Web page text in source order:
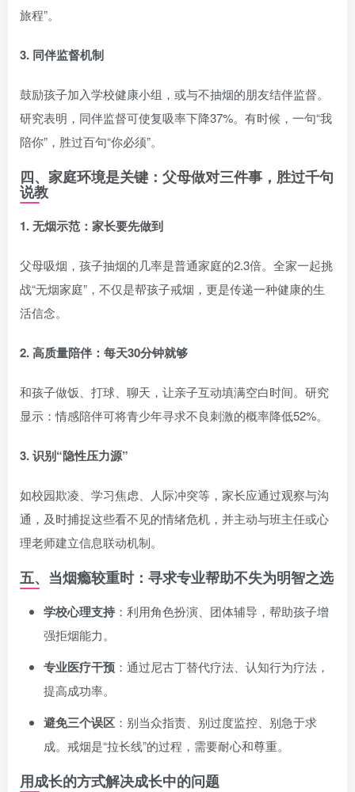
旅程”。
3. 同伴监督机制
鼓励孩子加入学校健康小组，或与不抽烟的朋友结伴监督。
研究表明，同伴监督可使复吸率下降37%。有时候，一句“我
陪你”，胜过百句“你必须”。
四、家庭环境是关键：父母做对三件事，胜过千句
说教
1. 无烟示范：家长要先做到
父母吸烟，孩子抽烟的几率是普通家庭的2.3倍。全家一起挑
战“无烟家庭”，不仅是帮孩子戒烟，更是传递一种健康的生
活信念。
2. 高质量陪伴：每天30分钟就够
和孩子做饭、打球、聊天，让亲子互动填满空白时间。研究
显示：情感陪伴可将青少年寻求不良刺激的概率降低52%。
3. 识别“隐性压力源”
如校园欺凌、学习焦虑、人际冲突等，家长应通过观察与沟
通，及时捕捉这些看不见的情绪危机，并主动与班主任或心
理老师建立信息联动机制。
五、当烟瘾较重时：寻求专业帮助不失为明智之选
学校心理支持：利用角色扮演、团体辅导，帮助孩子增
强拒烟能力。
专业医疗干预 ：通过尼古丁替代疗法、认知行为疗法，
提高成功率。
避免三个误区 ：别当众指责、别过度监控、别急于求
成。戒烟是“拉长线”的过程，需要耐心和尊重。
用成长的方式解决成长中的问题